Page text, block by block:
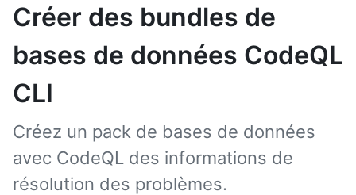
Créer des bundles de
bases de données CodeQL
CLI
Créez un pack de bases de données
avec CodeQL des informations de
résolution des problèmes.